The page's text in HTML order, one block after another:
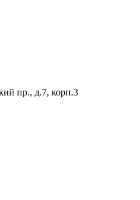
пр., д.7, корп.3